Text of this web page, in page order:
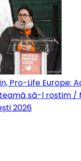
Pro-Life Europe:
să-l rostim /
2026